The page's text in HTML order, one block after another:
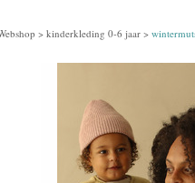
>kinderkleding 0-6 jaar >